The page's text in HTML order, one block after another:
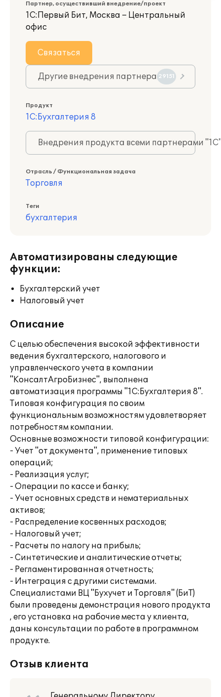
Партнер, осуществивший внедрение/проект
1С:Первый Бит, Москва – Центральный
офис
Связаться
Другие внедрения партнера 29151
Продукт
1С:Бухгалтерия 8
Внедрения продукта всеми партнерами
Отрасль / Функциональная задача
Торговля
Теги
бухгалтерия
Автоматизированы следующие
функции:
Бухгалтерский учет
Налоговый учет
Описание
С целью обеспечения высокой эффективности
ведения бухгалтерского, налогового и
управленческого учета в компании
"КонсалтАгроБизнес", выполнена
автоматизация программы "1С:Бухгалтерия 8".
Типовая конфигурация по своим
функциональным возможностям удовлетворяет
потребностям компании.
Основные возможности типовой конфигурации:
- Учет "от документа", применение типовых
операций;
- Реализация услуг;
- Операции по кассе и банку;
- Учет основных средств и нематериальных
активов;
- Распределение косвенных расходов;
- Налоговый учет;
- Расчеты по налогу на прибыль;
- Синтетические и аналитические отчеты;
- Регламентированная отчетность;
- Интеграция с другими системами.
Специалистами ВЦ "Бухучет и Торговля" (БиТ)
были проведены демонстрация нового продукта
, его установка на рабочие места у клиента,
даны консультации по работе в программном
продукте.
Отзыв клиента